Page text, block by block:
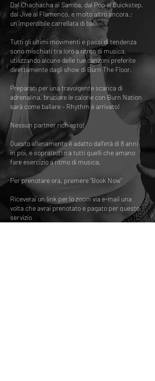
Dal Chachacha al Samba, dal Pop al Quickstep,
dal Jive al Flamenco, e molto altro ancora.:
un’imperdibile carrellata di balli.
Tutti gli ultimi movimenti e passi di tendenza
sono mischiati tra loro a ritmo di musica,
utilizzando alcune delle tue canzoni preferite
direttamente dagli show di Burn The Floor.
Preparati per una travolgente scarica di
adrenalina, bruciare le calorie con Burn Nation
sarà come ballare – Rhythm è arrivato!
Nessun partner richiesto!
Questo allenamento è adatto dall’età di 8 anni
in poi, e soprattutto a tutti quelli che amano
fare esercizio a ritmo di musica.
Per prenotare ora, premere “Book Now”
Riceverai un link per lo zoom via e-mail una
volta che avrai prenotato e pagato per questo
servizio